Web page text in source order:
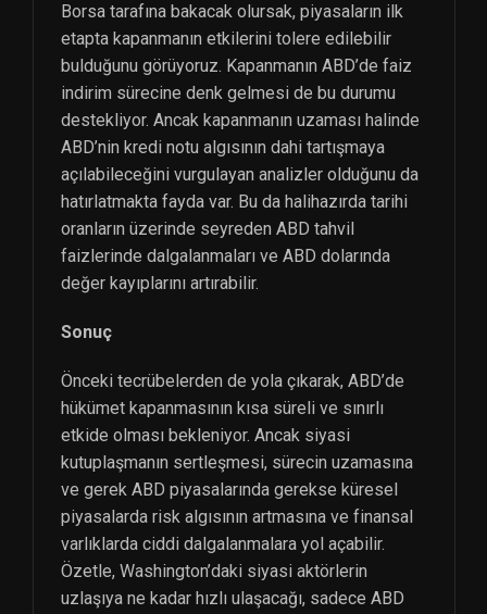
Borsa tarafına bakacak olursak, piyasaların ilk
etapta kapanmanın etkilerini tolere edilebilir
bulduğunu görüyoruz. Kapanmanın ABD’de faiz
indirim sürecine denk gelmesi de bu durumu
destekliyor. Ancak kapanmanın uzaması halinde
ABD’nin kredi notu algısının dahi tartışmaya
açılabileceğini vurgulayan analizler olduğunu da
hatırlatmakta fayda var. Bu da halihazırda tarihi
oranların üzerinde seyreden ABD tahvil
faizlerinde dalgalanmaları ve ABD dolarında
değer kayıplarını artırabilir.
Sonuç
Önceki tecrübelerden de yola çıkarak, ABD’de
hükümet kapanmasının kısa süreli ve sınırlı
etkide olması bekleniyor. Ancak siyasi
kutuplaşmanın sertleşmesi, sürecin uzamasına
ve gerek ABD piyasalarında gerekse küresel
piyasalarda risk algısının artmasına ve finansal
varlıklarda ciddi dalgalanmalara yol açabilir.
Özetle, Washington’daki siyasi aktörlerin
uzlaşıya ne kadar hızlı ulaşacağı, sadece ABD